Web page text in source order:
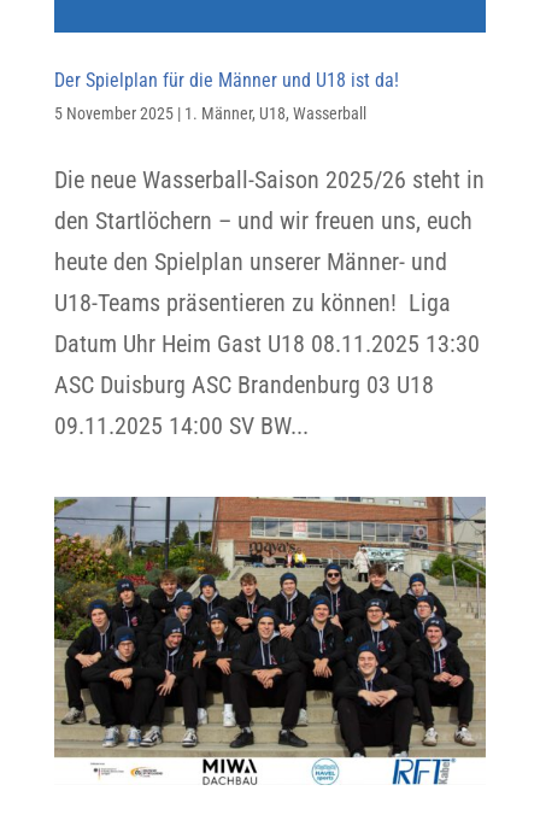
Der Spielplan für die Männer und U18 ist da!
5 November 2025| 1. Männer, U18, Wasserball
Die neue Wasserball-Saison 2025/26 steht in
den Startlöchern – und wir freuen uns, euch
heute den Spielplan unserer Männer- und
U18-Teams präsentieren zu können! Liga
Datum Uhr Heim Gast U18 08.11.2025 13:30
ASC Duisburg ASC Brandenburg 03 U18
09.11.2025 14:00 SV BW...